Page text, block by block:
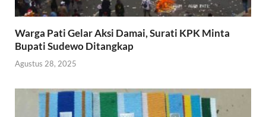
Warga Pati Gelar Aksi Damai, Surati KPK Minta
Bupati Sudewo Ditangkap
Agustus 28, 2025